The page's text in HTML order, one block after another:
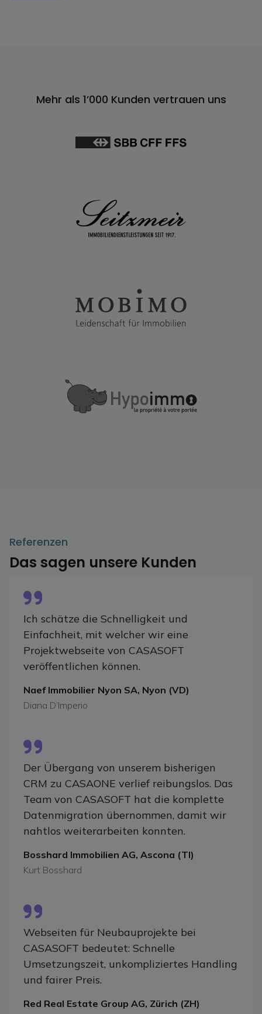
Mehr als 1’000 Kunden vertrauen uns
Referenzen
Das sagen unsere Kunden
Ich schätze die Schnelligkeit und
Einfachheit, mit welcher wir eine
Projektwebseite von CASASOFT
veröffentlichen können.
Naef Immobilier Nyon SA, Nyon (VD)
Diana D’Imperio
Der Übergang von unserem bisherigen
CRM zu CASAONE verlief reibungslos. Das
Team von CASASOFT hat die komplette
Datenmigration übernommen, damit wir
nahtlos weiterarbeiten konnten.
Bosshard Immobilien AG, Ascona (TI)
Kurt Bosshard
Webseiten für Neubauprojekte bei
CASASOFT bedeutet: Schnelle
Umsetzungszeit, unkompliziertes Handling
und fairer Preis.
Red Real Estate Group AG, Zürich (ZH)